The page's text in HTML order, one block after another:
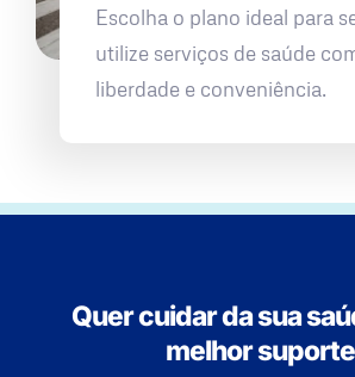
Escolha o plano ideal para
utilize serviços de saúde
liberdade e conveniência.
Quer cuidar da sua
melhor